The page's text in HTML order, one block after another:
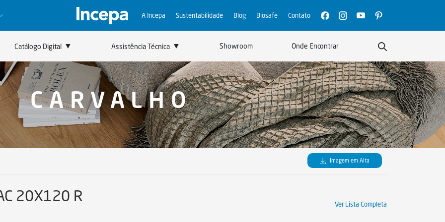
A Incepa Sustentabilidade Blog Biosafe Contato
Catálogo Digital ▼
Linha Completa
Incepa Para Profissionais
Assistência Técnica ▼ Showroom Onde Encontrar
CARVALHO
Imagem em Alta
20X120 R Ver Lista Completa